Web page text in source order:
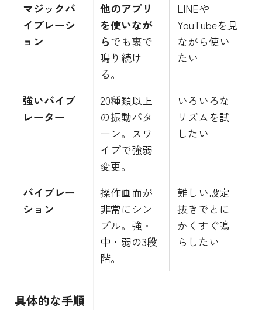
マジックバ
イブレーシ
ョン
他のアプリ
を使いなが
らでも裏で
鳴り続け
る。
LINEや
YouTubeを見
ながら使い
たい
強いバイブ
レーター
20種類以上
の振動パタ
ーン。スワ
イプで強弱
変更。
いろいろな
リズムを試
したい
バイブレー
ション
操作画面が
非常にシン
プル。強・
中・弱の3段
階。
難しい設定
抜きでとに
かくすぐ鳴
らしたい
具体的な手順